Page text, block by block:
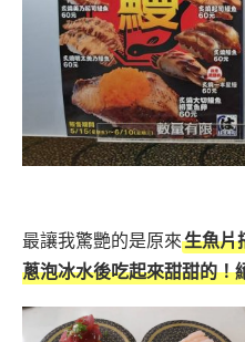
最讓我驚艷的是原來生魚片
蔥泡冰水後吃起來甜甜的！